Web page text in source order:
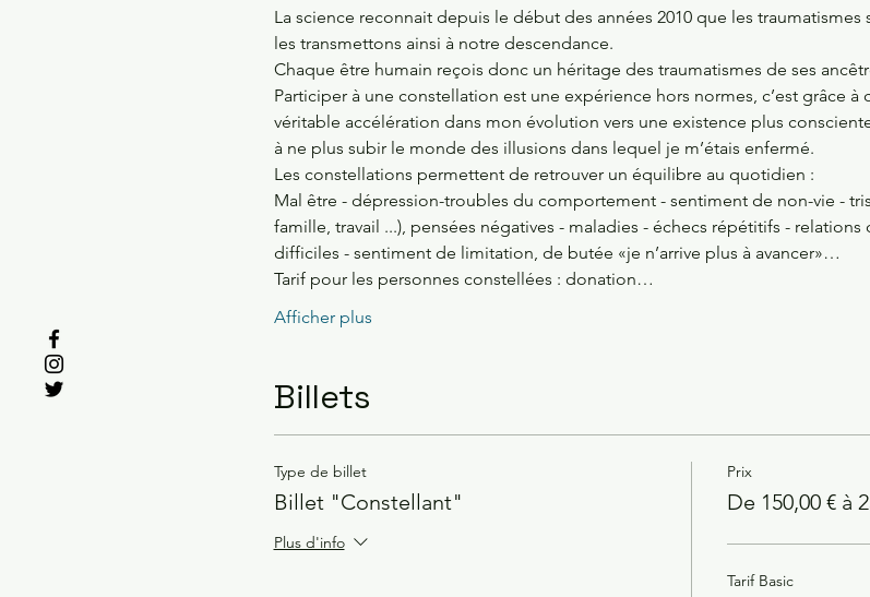
La science reconnait depuis le début des années 2010 que les
les transmettons ainsi à notre descendance.
Chaque être humain reçois donc un héritage des traumatismes de ses
Participer à une constellation est une expérience hors normes, c’est grâce
véritable accélération dans mon évolution vers une existence plus
à ne plus subir le monde des illusions dans lequel je m’étais enfermé.
Les constellations permettent de retrouver un équilibre au quotidien :
Mal être - dépression-troubles du comportement - sentiment de non-vie -
famille, travail ...), pensées négatives - maladies - échecs répétitifs -
difficiles - sentiment de limitation, de butée «je n’arrive plus à avancer»…
Tarif pour les personnes constellées : donation…
Afficher plus
Billets
Type de billet
Billet "Constellant"
Plus d'info
Prix
De 150,00 € à
Tarif Basic